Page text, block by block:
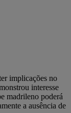
implicações no
interesse
madrileno poderá
a ausência de